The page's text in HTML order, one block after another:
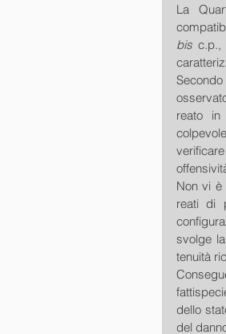
La
bis c.p.,
reato in
Non vi è
reati di
svolge
tenuità
dello
del